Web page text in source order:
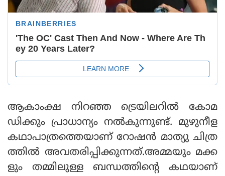
ആകാംക്ഷ നിറഞ്ഞ ട്രെയിലറില്‍ കോമ
ഡിക്കും പ്രാധാന്യം നല്‍കുന്നുണ്ട്. മുഴുനീള
കഥാപാത്രത്തെയാണ് റോഷന്‍ മാത്യു ചിത്ര
ത്തില്‍ അവതരിപ്പിക്കുന്നത്.അമ്മയും മക്ക
ളും തമ്മിലുള്ള ബന്ധത്തിന്റെ കഥയാണ്